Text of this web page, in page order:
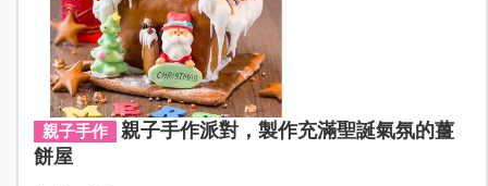
親子手作
親子手作派對，製作充滿聖誕氣氛的薑
餅屋